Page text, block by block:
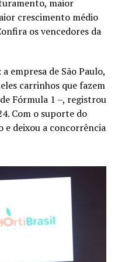
maior
crescimento médio
os vencedores da
empresa de São Paulo,
carrinhos que fazem
Fórmula 1 –, registrou
Com o suporte do
e deixou a concorrência